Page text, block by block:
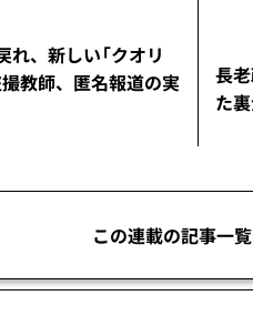
れ、新しい「クオリ
教師、匿名報道の実
長
た
この連載の記事一